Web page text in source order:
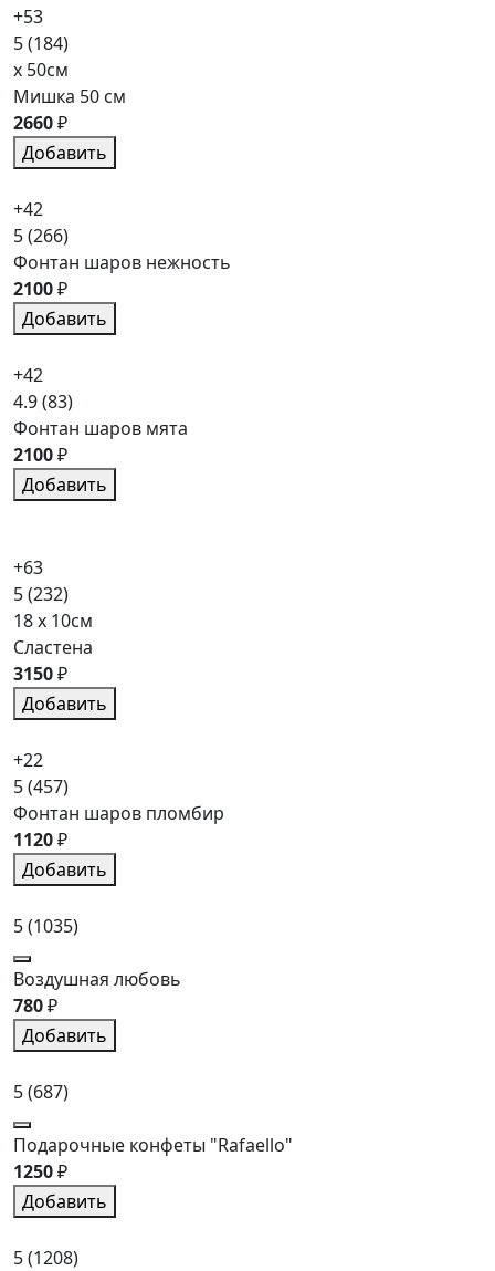
+53
5(184)
x 50см
Мишка 50 см
2660₽
Добавить
+42
5(266)
Фонтан шаров нежность
2100₽
Добавить
+42
4.9(83)
Фонтан шаров мята
2100₽
Добавить
+63
5(232)
18 x 10см
Сластена
3150₽
Добавить
+22
5(457)
Фонтан шаров пломбир
1120₽
Добавить
5(1035)
Воздушная любовь
780₽
Добавить
5(687)
Подарочные конфеты "Rafaello"
1250₽
Добавить
5(1208)